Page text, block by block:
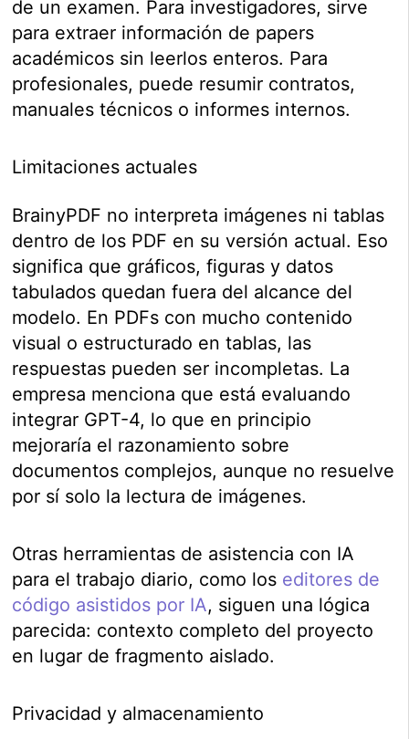
de un examen. Para investigadores, sirve
para extraer información de papers
académicos sin leerlos enteros. Para
profesionales, puede resumir contratos,
manuales técnicos o informes internos.
Limitaciones actuales
BrainyPDF no interpreta imágenes ni tablas
dentro de los PDF en su versión actual. Eso
significa que gráficos, figuras y datos
tabulados quedan fuera del alcance del
modelo. En PDFs con mucho contenido
visual o estructurado en tablas, las
respuestas pueden ser incompletas. La
empresa menciona que está evaluando
integrar GPT-4, lo que en principio
mejoraría el razonamiento sobre
documentos complejos, aunque no resuelve
por sí solo la lectura de imágenes.
Otras herramientas de asistencia con IA
para el trabajo diario, como los editores de
código asistidos por IA, siguen una lógica
parecida: contexto completo del proyecto
en lugar de fragmento aislado.
Privacidad y almacenamiento